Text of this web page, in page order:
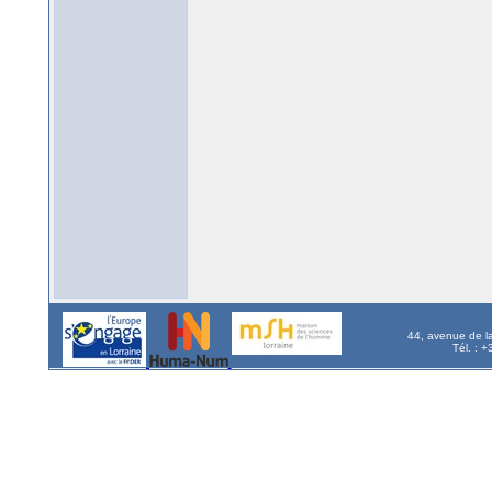
44, avenue de
Tél. :